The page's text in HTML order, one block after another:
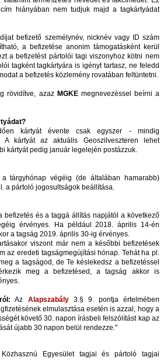
hiányában nem tudjuk majd a tagkártyádat
befizető személynév, nicknév vagy ID szám
a befizetése anonim támogatásként kerül
a befizetést pártolói tagi viszonyhoz kötni nem
tagként tagkártyára is igényt tartasz, ne feledd
a befizetés közlemény rovatában feltüntetni.
rövidítve, azaz MGKEmegnevezéssel beírni a
kártyát évente csak egyszer - mindig
A kártyát az aktuális Geoszilveszteren lehet
kártyát pedig január legelején postázzuk.
tárgyhónap végéig (de általában hamarabb)
a pártoló jogosultságok beállítása.
befizetés és a taggá állítás napjától a következő
érvényes. Ha például 2018. április 14-én
a tagság 2019. április 30-ig érvényes.
viszont már nem a későbbi befizetések
az eredeti tagságmegújítási hónap. Tehát ha pl.
a tagságod, de Te késlekedsz a befizetéssel
meg a befizetésed, a tagság akkor is
Az Alapszabály3.§ 9. pontja értelmében
elmulasztása esetén is azzal, hogy a
követő 30. napon írásbeli felszólítást kap az
újabb 30 napon belül rendezze."
Egyesület tagjai és pártoló tagjai